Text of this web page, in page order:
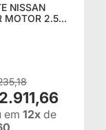
NISSAN
em 12x de